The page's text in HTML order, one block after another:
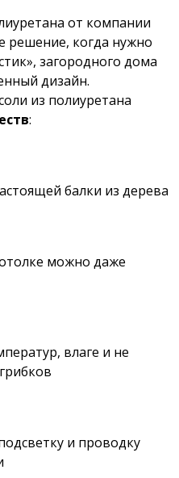
от компании
решение, когда нужно
загородного дома
дизайн.
из полиуретана
:
балки из дерева
можно даже
влаге и не
и проводку